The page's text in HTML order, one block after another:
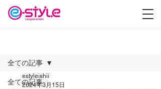
全ての記事
全ての記事
estyleishii
2024年3月15日